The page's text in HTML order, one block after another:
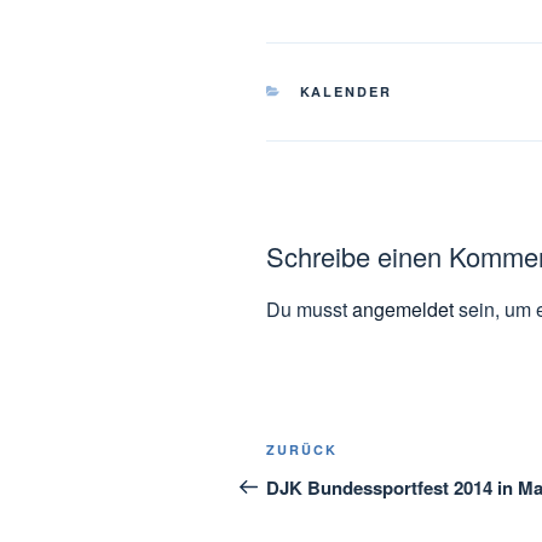
KATEGORIEN
KALENDER
Schreibe einen
Du musstangemeldetsein, um
Beitragsnavigation
Vorheriger
Beitrag
ZURÜCK
DJK Bundessportfest 2014 in